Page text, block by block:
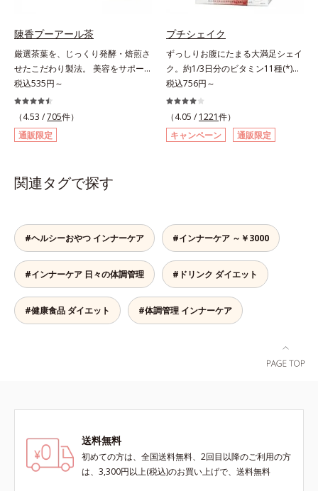
す。1日の目安量は2粒だけだから、
サッと飲みやすく手軽に続けやす
い！ 小さな粒に素材のもつ力をぎ
ゅっと閉じ込めた、食べたい女性の
ためのおまもりサプリです。
ペプチドを使用しています。
陳香プーアール茶
厳選茶葉を、じっくり発酵・焙煎さ
せたこだわり製法。 美容をサポー
トする没食子（ポリフェノール）配
合で、 本格的な味と美容ケアが楽
しめます。。胃腸にやさしい0kcal
の、ダイエット中にうれしいプ―ア
ール茶です。ホットでもアイスでも
は、芳醇な香りとまろやかな味わい
用し、茶成分が浸出しやすい若葉だ
けを使用しました。特有の没食子酸
（ボッショクシサン）がダイエット
をサポート。香ばしく、まろやかな
味わいで、毎日の食事といっしょに
お召し上がりいただけます。
税込535円～
（4.53 /705件）
通販限定
プチシェイク
ずっしりお腹にたまる大満足シェイ
ク。約1/3日分のビタミン11種(*)・
鉄分・食物繊維配合でダイエットと
美容をしっかりサポート。食事とお
きかえるだけで簡単にカロリーを抑
えつつ、果実のいいところをまるご
と使って栄養バランスUP。食物繊
い栄養、空腹具合に合わせて食べ方
のアレンジは自由自在！自然な果実
の味を活かした美味しさで、ハッピ
ーなダイエットを目指します。* ビ
タミンA、B1、B2、B6、B12、C、
D、E、ナイアシン、パントテン
酸、葉酸各商品の詳しい情報は商品
税込756円～
（4.05 / 1221件）
キャンペーン
通販限定
関連タグで探す
#ヘルシーおやつ インナーケア #インナーケア ～￥3000
#インナーケア 日々の体調管理 #ドリンク ダイエット
#健康食品 ダイエット #体調管理 インナーケア
送料無料
初めての方は、全国送料無料、2回目以降のご利用の方
は、3,300円以上(税込)のお買い上げで、送料無料